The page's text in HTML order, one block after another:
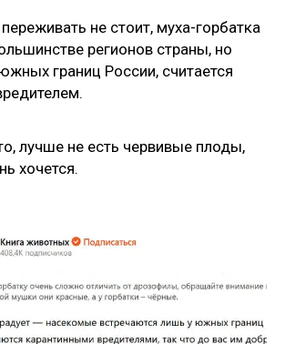
не стоит, муха-горбатка
регионов страны, но
границ России, считается
лучше не есть червивые плоды,
хочется.